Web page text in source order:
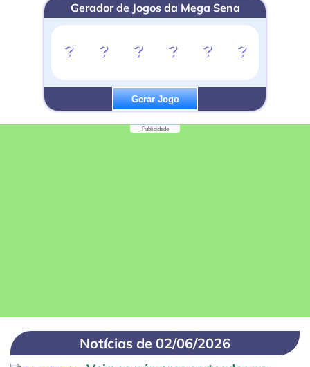
Gerador de Jogos da Mega Sena
? ? ? ? ? ?
Gerar Jogo
Publicidade
Notícias de 02/06/2026